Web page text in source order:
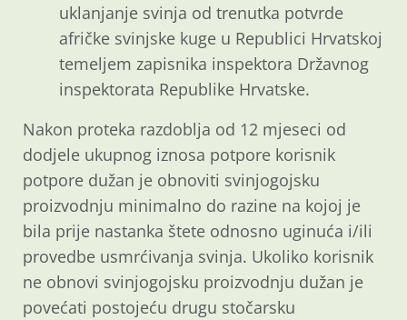
uklanjanje svinja od trenutka potvrde
afričke svinjske kuge u Republici Hrvatskoj
temeljem zapisnika inspektora Državnog
inspektorata Republike Hrvatske.
Nakon proteka razdoblja od 12 mjeseci od
dodjele ukupnog iznosa potpore korisnik
potpore dužan je obnoviti svinjogojsku
proizvodnju minimalno do razine na kojoj je
bila prije nastanka štete odnosno uginuća i/ili
provedbe usmrćivanja svinja. Ukoliko korisnik
ne obnovi svinjogojsku proizvodnju dužan je
povećati postojeću drugu stočarsku